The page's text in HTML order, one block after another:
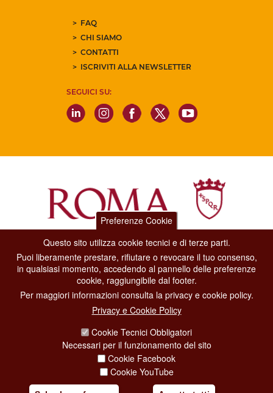
FAQ
CHI SIAMO
CONTATTI
ISCRIVITI ALLA NEWSLETTER
SEGUICI SU:
Dipartimento Grandi Eventi, Sport, Turismo e Moda.
Via di San Basilio, 51
00187 Roma
CONTACT CENTER TEL. 06 06 08
CONTATTA LA REDAZIONE
SOCIAL MEDIA POLICY
Preferenze Cookie
Questo sito utilizza cookie tecnici e di terze parti.
Puoi liberamente prestare, rifiutare o revocare il tuo consenso,
in qualsiasi momento, accedendo al pannello delle preferenze
cookie, raggiungibile dal footer.
Per maggiori informazioni consulta la privacy e cookie policy.
Privacy e Cookie Policy
Cookie Tecnici Obbligatori
Necessari per il funzionamento del sito
Cookie Facebook
Cookie YouTube